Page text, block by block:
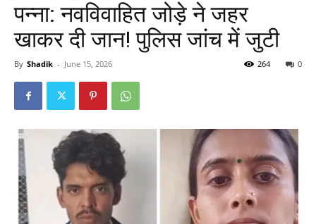
पन्ना: नवविवाहित जोड़े ने जहर
खाकर दी जान! पुलिस जांच में जुटी
By Shadik - June 15, 2026 0
264